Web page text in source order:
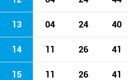
13 04 24 40
14 11 26 41
15 11 26 41